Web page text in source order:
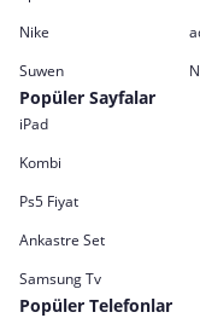
Nike
Suwen
Popüler Sayfalar
iPad
Kombi
Ps5 Fiyat
Ankastre Set
Samsung Tv
Popüler Telefonlar